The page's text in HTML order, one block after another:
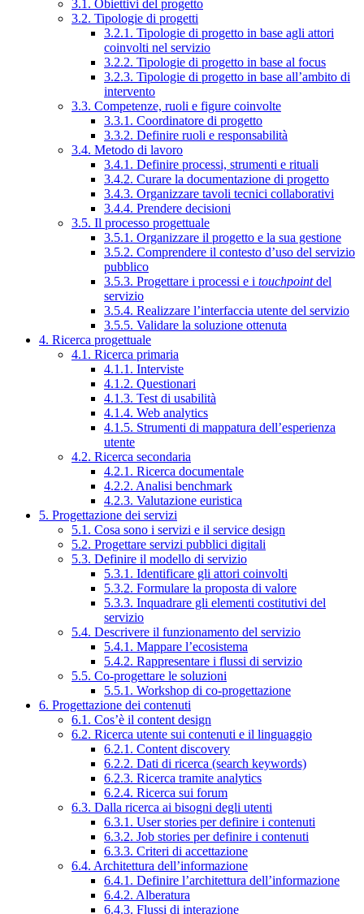
3.1. Obiettivi del progetto
3.2. Tipologie di progetti
3.2.1. Tipologie di progetto in base agli attori
coinvolti nel servizio
3.2.2. Tipologie di progetto in base al focus
3.2.3. Tipologie di progetto in base all’ambito di
intervento
3.3. Competenze, ruoli e figure coinvolte
3.3.1. Coordinatore di progetto
3.3.2. Definire ruoli e responsabilità
3.4. Metodo di lavoro
3.4.1. Definire processi, strumenti e rituali
3.4.2. Curare la documentazione di progetto
3.4.3. Organizzare tavoli tecnici collaborativi
3.4.4. Prendere decisioni
3.5. Il processo progettuale
3.5.1. Organizzare il progetto e la sua gestione
3.5.2. Comprendere il contesto d’uso del servizio
pubblico
3.5.3. Progettare i processi e i touchpointdel
servizio
3.5.4. Realizzare l’interfaccia utente del servizio
3.5.5. Validare la soluzione ottenuta
4. Ricerca progettuale
4.1. Ricerca primaria
4.1.1. Interviste
4.1.2. Questionari
4.1.3. Test di usabilità
4.1.4. Web analytics
4.1.5. Strumenti di mappatura dell’esperienza
utente
4.2. Ricerca secondaria
4.2.1. Ricerca documentale
4.2.2. Analisi benchmark
4.2.3. Valutazione euristica
5. Progettazione dei servizi
5.1. Cosa sono i servizi e il service design
5.2. Progettare servizi pubblici digitali
5.3. Definire il modello di servizio
5.3.1. Identificare gli attori coinvolti
5.3.2. Formulare la proposta di valore
5.3.3. Inquadrare gli elementi costitutivi del
servizio
5.4. Descrivere il funzionamento del servizio
5.4.1. Mappare l’ecosistema
5.4.2. Rappresentare i flussi di servizio
5.5. Co-progettare le soluzioni
5.5.1. Workshop di co-progettazione
6. Progettazione dei contenuti
6.1. Cos’è il content design
6.2. Ricerca utente sui contenuti e il linguaggio
6.2.1. Content discovery
6.2.2. Dati di ricerca (search keywords)
6.2.3. Ricerca tramite analytics
6.2.4. Ricerca sui forum
6.3. Dalla ricerca ai bisogni degli utenti
6.3.1. User stories per definire i contenuti
6.3.2. Job stories per definire i contenuti
6.3.3. Criteri di accettazione
6.4. Architettura dell’informazione
6.4.1. Definire l’architettura dell’informazione
6.4.2. Alberatura
6.4.3. Flussi di interazione